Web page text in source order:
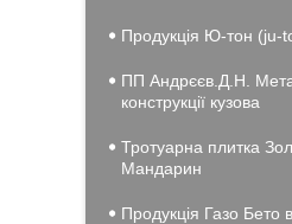
Продукція Ю-тон (ju-
ПП Андрєєв.Д.Н.
конструкції кузова
Тротуарна плитка
Мандарин
Продукція Газо Бето